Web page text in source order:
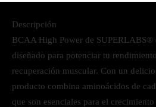
Descripción
BCAA High Power de SUPERLABS®
diseñado para potenciar tu
recuperación muscular. Con un
producto combina aminoácidos de
que son esenciales para el